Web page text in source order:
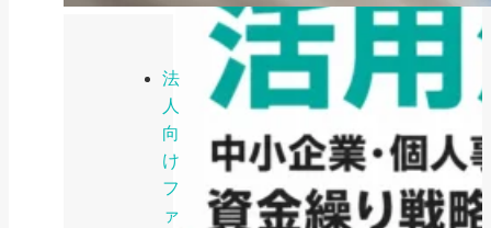
法
人
向
け
フ
ァ